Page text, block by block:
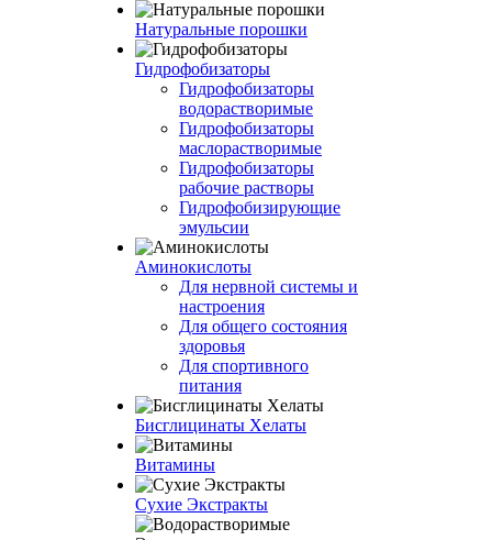
Натуральные порошки
Гидрофобизаторы
Гидрофобизаторы
водорастворимые
Гидрофобизаторы
маслорастворимые
Гидрофобизаторы
рабочие растворы
Гидрофобизирующие
эмульсии
Аминокислоты
Для нервной системы и
настроения
Для общего состояния
здоровья
Для спортивного
питания
Бисглицинаты Хелаты
Витамины
Сухие Экстракты